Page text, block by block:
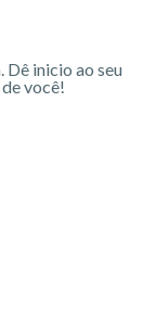
Dê inicio ao seu
você!